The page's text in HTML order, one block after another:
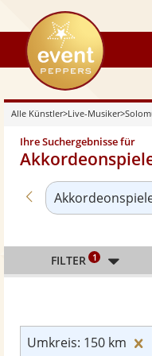
eventpeppers
Alle Künstler>Live-Musiker>
Ihre Suchergebnisse für
Zurück zu
Umkreis: 150 km
FILTER 1